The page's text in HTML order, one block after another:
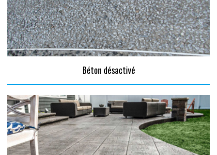
Béton désactivé